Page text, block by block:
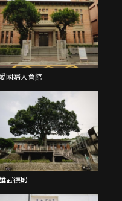
國婦人會館
武德殿